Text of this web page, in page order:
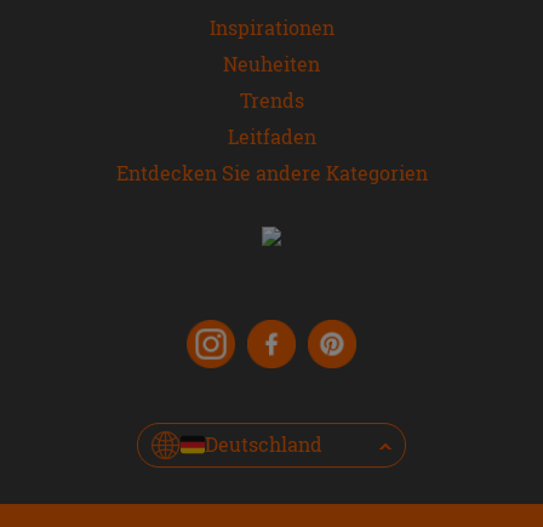
Inspirationen
Neuheiten
Trends
Leitfaden
Entdecken Sie andere Kategorien
Deutschland